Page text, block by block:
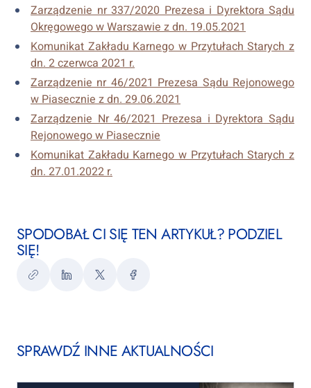
Zarządzenie nr 337/2020 Prezesa i Dyrektora Sądu
Okręgowego w Warszawie z dn. 19.05.2021
Komunikat Zakładu Karnego w Przytułach Starych z
dn. 2 czerwca 2021 r.
Zarządzenie nr 46/2021 Prezesa Sądu Rejonowego
w Piasecznie z dn. 29.06.2021
Zarządzenie Nr 46/2021 Prezesa i Dyrektora Sądu
Rejonowego w Piasecznie
Komunikat Zakładu Karnego w Przytułach Starych z
dn. 27.01.2022 r.
SPODOBAŁ CI SIĘ TEN ARTYKUŁ? PODZIEL
SIĘ!
KopiujLinkedInTwitter Facebook
SPRAWDŹ INNE AKTUALNOŚCI